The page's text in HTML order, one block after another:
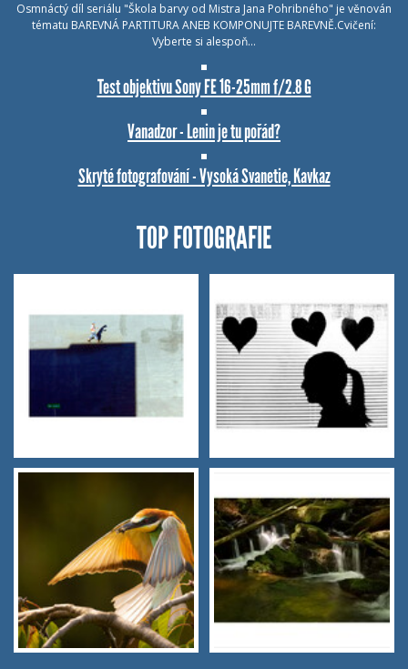
Osmnáctý díl seriálu "Škola barvy od Mistra Jana Pohribného" je věnován
tématu BAREVNÁ PARTITURA ANEB KOMPONUJTE BAREVNĚ.Cvičení:
Vyberte si alespoň…
Test objektivu Sony FE 16-25mm f/2.8 G
Vanadzor - Lenin je tu pořád?
Skryté fotografování - Vysoká Svanetie, Kavkaz
TOP FOTOGRAFIE